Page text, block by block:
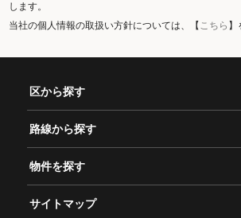
します。
当社の個人情報の取扱い方針については、【こちら 】
区から探す
路線から探す
物件を探す
サイトマップ